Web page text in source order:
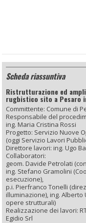
Scheda riassuntiva
Ristrutturazione ed
rugbistico sito a Pesaro
Committente: Comune di
Responsabile del
ing. Maria Cristina Rossi
Progetto: Servizio Nuove
(oggi Servizio Lavori
Direttore lavori: ing. Ugo
Collaboratori:
geom. Davide Petrolati
ing. Stefano Gramolini
esecuzione),
p.i. Pierfranco Tonelli
illuminazione), ing.
opere strutturali)
Realizzazione dei lavori:
Egidio Srl